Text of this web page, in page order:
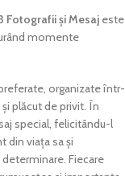
Fotografii și Mesaj este
momente
organizate într-
plăcut de privit. În
special, felicitându-l
din viața sa și
Fiecare